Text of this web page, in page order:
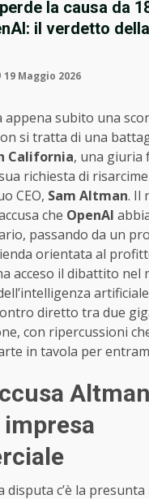
la causa da
il verdetto
19 Maggio 2026
appena subito una
si tratta di una
California, una giuria
richiesta di
CEO, Sam Altman. Il
che OpenAI
passando da un
orientata al
acceso il dibattito nel
diretto tra due
con ripercussioni
in tavola per
disputa c’è la